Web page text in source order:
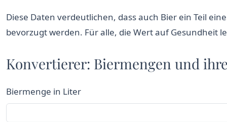
Diese Daten verdeutlichen, dass auch Bier ein Teil
bevorzugt werden. Für alle, die Wert auf Gesundheit
Konvertierer: Biermengen und
Biermenge in Liter